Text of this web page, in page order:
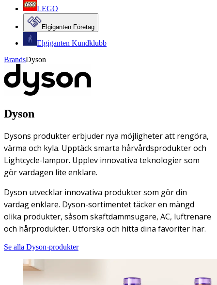
LEGO
Elgiganten Företag
Elgiganten Kundklubb
BrandsDyson
Dyson
Dysons produkter erbjuder nya möjligheter att rengöra,
värma och kyla. Upptäck smarta hårvårdsprodukter och
Lightcycle-lampor. Upplev innovativa teknologier som
gör vardagen lite enklare.
Dyson utvecklar innovativa produkter som gör din
vardag enklare. Dyson-sortimentet täcker en mängd
olika produkter, såsom skaftdammsugare, AC, luftrenare
och hårprodukter. Utforska och hitta dina favoriter här.
Se alla Dyson-produkter